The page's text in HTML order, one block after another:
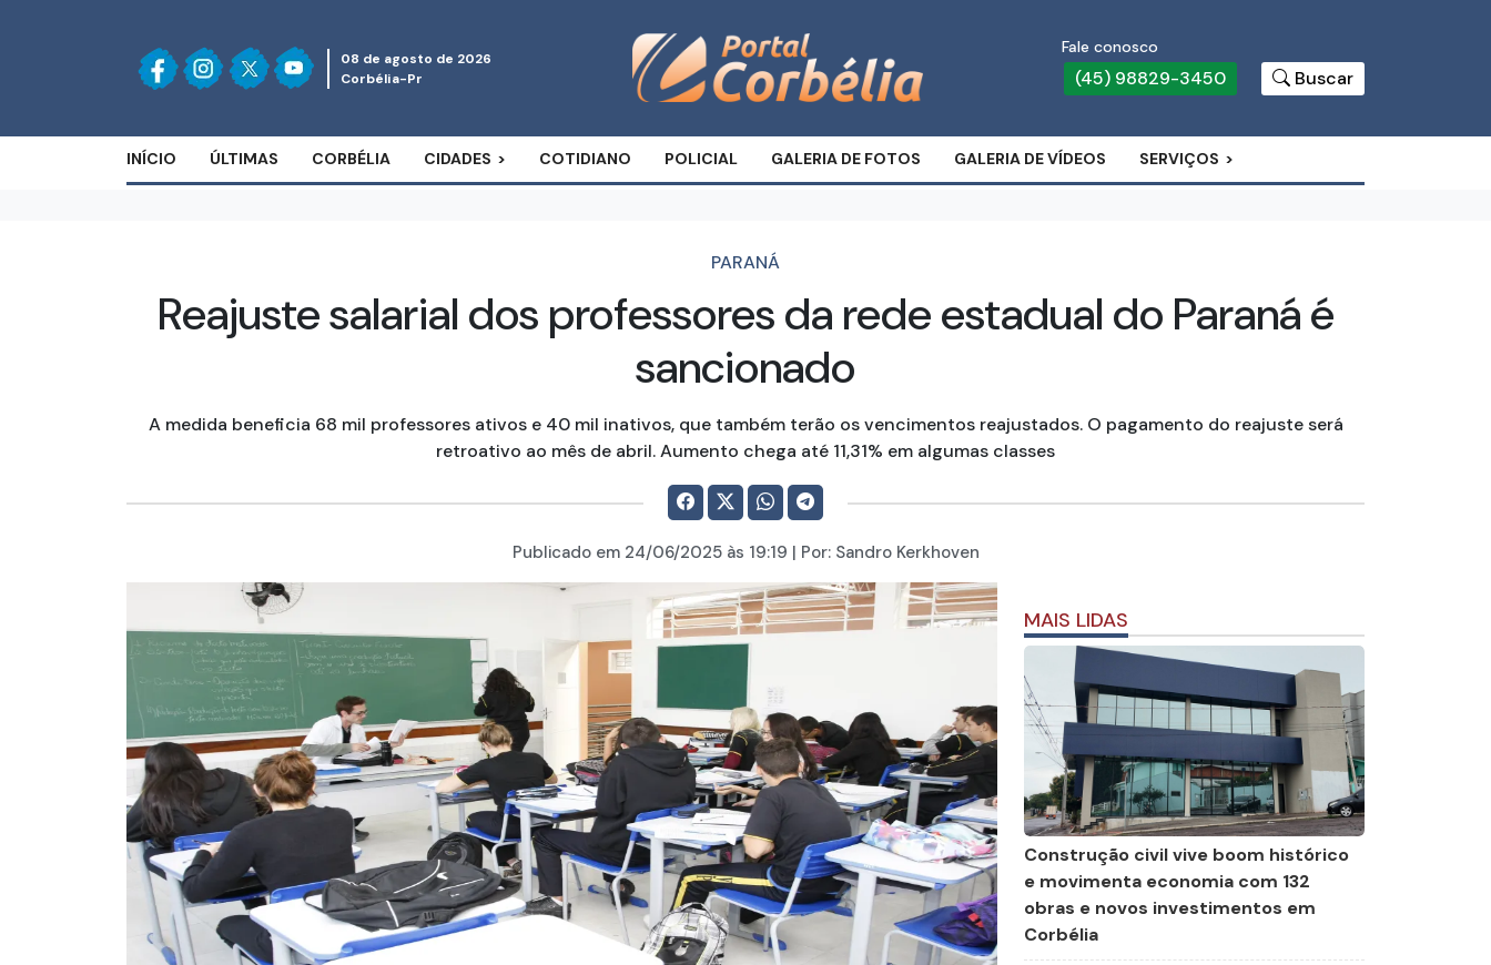
08 de agosto de 2026
Corbélia-Pr
Fale conosco
(45) 98829-3450 Buscar
INÍCIO ÚLTIMAS CORBÉLIA CIDADES COTIDIANO POLICIAL GALERIA DE FOTOS GALERIA DE VÍDEOS SERVIÇOS
PARANÁ
Reajuste salarial dos professores da rede estadual do Paraná é
sancionado
A medida beneficia 68 mil professores ativos e 40 mil inativos, que também terão os vencimentos reajustados. O pagamento do reajuste será
retroativo ao mês de abril. Aumento chega até 11,31% em algumas classes
Publicado em 24/06/2025às 19:19 | Por: Sandro Kerkhoven
MAIS LIDAS
Construção civil vive boom histórico
e movimenta economia com 132
obras e novos investimentos em
Corbélia